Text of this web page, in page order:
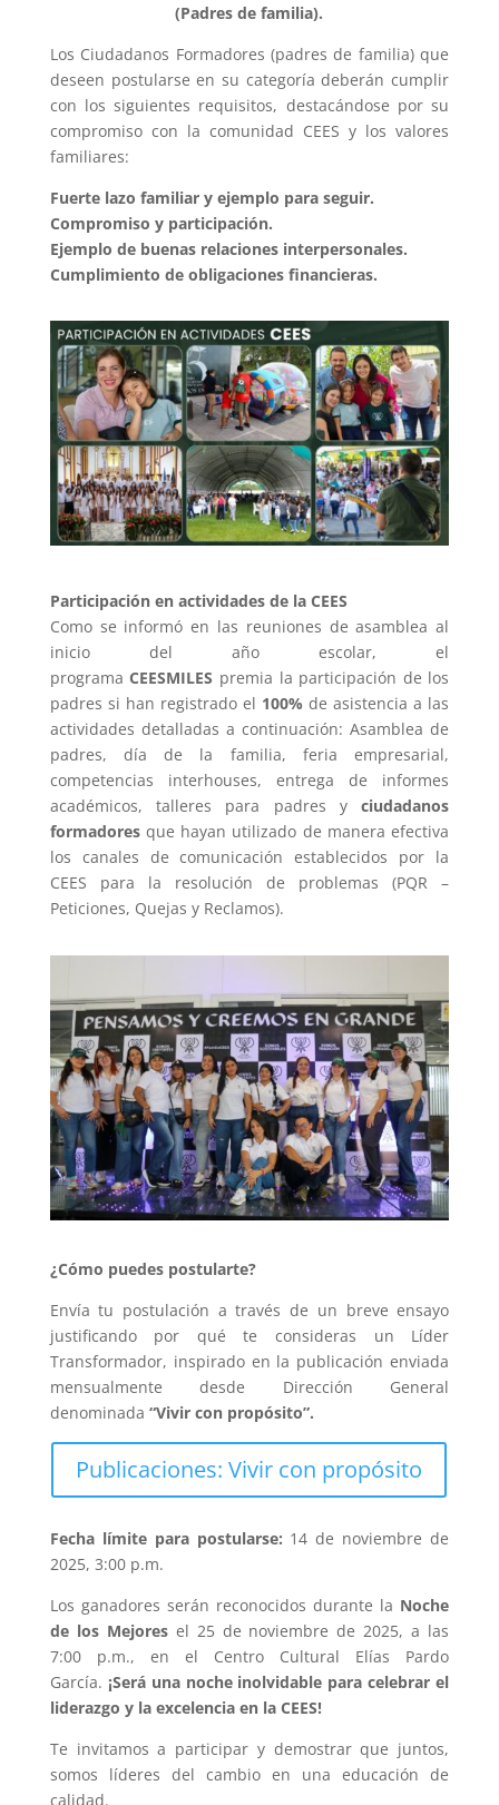
(Padres de familia).
Los Ciudadanos Formadores (padres de familia) que
deseen postularse en su categoría deberán cumplir
con los siguientes requisitos, destacándose por su
compromiso con la comunidad CEES y los valores
familiares:
Fuerte lazo familiar y ejemplo para seguir.
Compromiso y participación.
Ejemplo de buenas relaciones interpersonales.
Cumplimiento de obligaciones financieras.
Participación en actividades de la CEES
Como se informó en las reuniones de asamblea al
inicio del año escolar, el
programaCEESMILES premia la participación de los
padres si han registrado el 100%de asistencia a las
actividades detalladas a continuación: Asamblea de
padres, día de la familia, feria empresarial,
competencias interhouses, entrega de informes
académicos, talleres para padres yciudadanos
formadoresque hayan utilizado de manera efectiva
los canales de comunicación establecidos por la
CEES para la resolución de problemas (PQR –
Peticiones, Quejas y Reclamos).
¿Cómo puedes postularte?
Envía tu postulación a través de un breve ensayo
justificando por qué te consideras un Líder
Transformador, inspirado en la publicación enviada
mensualmente desde Dirección General
denominada “Vivir con propósito”.
Publicaciones: Vivir con propósito
Fecha límite para postularse: 14 de noviembre de
2025, 3:00 p.m.
Los ganadores serán reconocidos durante la Noche
de los Mejoresel 25 de noviembre de 2025, a las
7:00 p.m., en el Centro Cultural Elías Pardo
García. ¡Será una noche inolvidable para celebrar el
liderazgo y la excelencia en la CEES!
Te invitamos a participar y demostrar que juntos,
somos líderes del cambio en una educación de
calidad.